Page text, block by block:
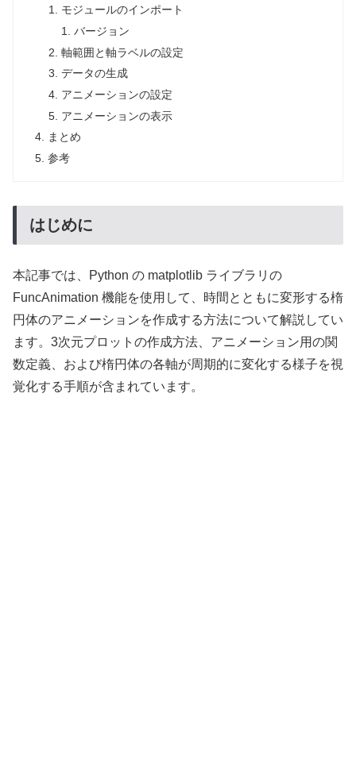
モジュールのインポート
バージョン
軸範囲と軸ラベルの設定
データの生成
アニメーションの設定
アニメーションの表示
まとめ
参考
はじめに
本記事では、Python の matplotlib ライブラリの
FuncAnimation 機能を使用して、時間とともに変形する楕
円体のアニメーションを作成する方法について解説してい
ます。3次元プロットの作成方法、アニメーション用の関
数定義、および楕円体の各軸が周期的に変化する様子を視
覚化する手順が含まれています。